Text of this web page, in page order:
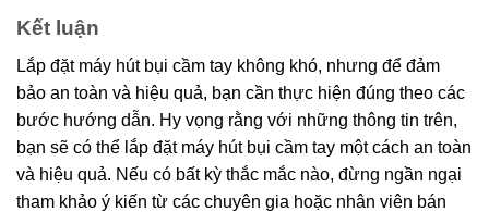
Kết luận
Lắp đặt máy hút bụi cầm tay không khó, nhưng để đảm
bảo an toàn và hiệu quả, bạn cần thực hiện đúng theo các
bước hướng dẫn. Hy vọng rằng với những thông tin trên,
bạn sẽ có thể lắp đặt máy hút bụi cầm tay một cách an toàn
và hiệu quả. Nếu có bất kỳ thắc mắc nào, đừng ngần ngại
tham khảo ý kiến từ các chuyên gia hoặc nhân viên bán